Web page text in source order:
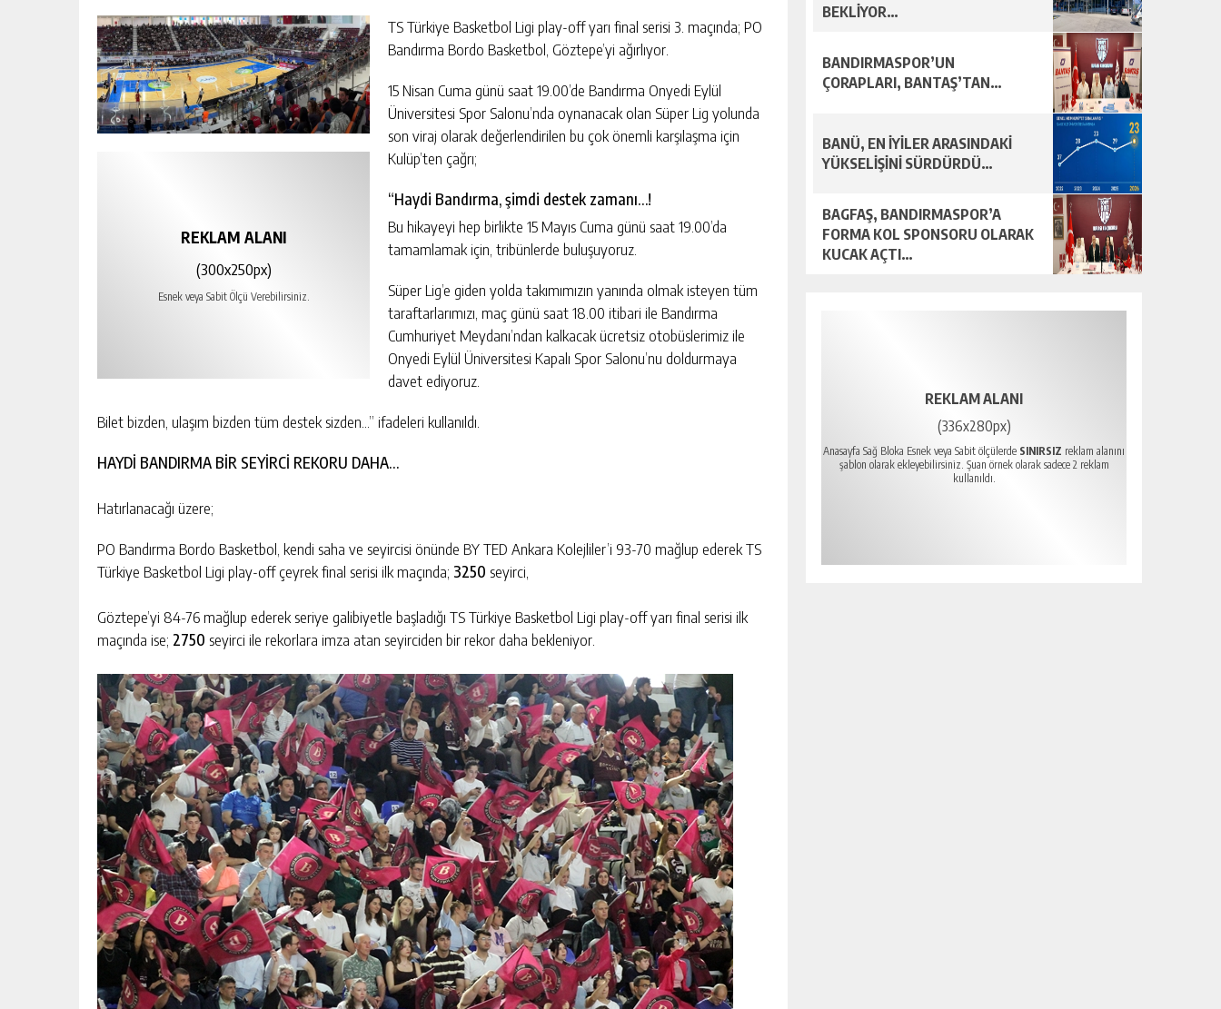
REKLAM ALANI
(300x250px)
Esnek veya Sabit Ölçü Verebilirsiniz.
TS Türkiye Basketbol Ligi play-off yarı final serisi 3. maçında; PO
Bandırma Bordo Basketbol, Göztepe’yi ağırlıyor.
15 Nisan Cuma günü saat 19.00’de Bandırma Onyedi Eylül
Üniversitesi Spor Salonu’nda oynanacak olan Süper Lig yolunda
son viraj olarak değerlendirilen bu çok önemli karşılaşma için
Kulüp’ten çağrı;
“Haydi Bandırma, şimdi destek zamanı…!
Bu hikayeyi hep birlikte 15 Mayıs Cuma günü saat 19.00’da
tamamlamak için, tribünlerde buluşuyoruz.
Süper Lig’e giden yolda takımımızın yanında olmak isteyen tüm
taraftarlarımızı, maç günü saat 18.00 itibari ile Bandırma
Cumhuriyet Meydanı’ndan kalkacak ücretsiz otobüslerimiz ile
Onyedi Eylül Üniversitesi Kapalı Spor Salonu’nu doldurmaya
davet ediyoruz.
Bilet bizden, ulaşım bizden tüm destek sizden…” ifadeleri kullanıldı.
HAYDİ BANDIRMA BİR SEYİRCİ REKORU DAHA…
Hatırlanacağı üzere;
PO Bandırma Bordo Basketbol, kendi saha ve seyircisi önünde BY TED Ankara Kolejliler’i 93-70 mağlup ederek TS
Türkiye Basketbol Ligi play-off çeyrek final serisi ilk maçında; 3250 seyirci,
Göztepe’yi 84-76 mağlup ederek seriye galibiyetle başladığı TS Türkiye Basketbol Ligi play-off yarı final serisi ilk
maçında ise; 2750 seyirci ile rekorlara imza atan seyirciden bir rekor daha bekleniyor.
BEKLİYOR…
BANDIRMASPOR’UN
ÇORAPLARI, BANTAŞ’TAN…
BANÜ, EN İYİLER ARASINDAKİ
YÜKSELİŞİNİ SÜRDÜRDÜ…
BAGFAŞ, BANDIRMASPOR’A
FORMA KOL SPONSORU OLARAK
KUCAK AÇTI…
REKLAM ALANI
(336x280px)
Anasayfa Sağ Bloka Esnek veya Sabit ölçülerde SINIRSIZ reklam alanını
şablon olarak ekleyebilirsiniz. Şuan örnek olarak sadece 2 reklam
kullanıldı.